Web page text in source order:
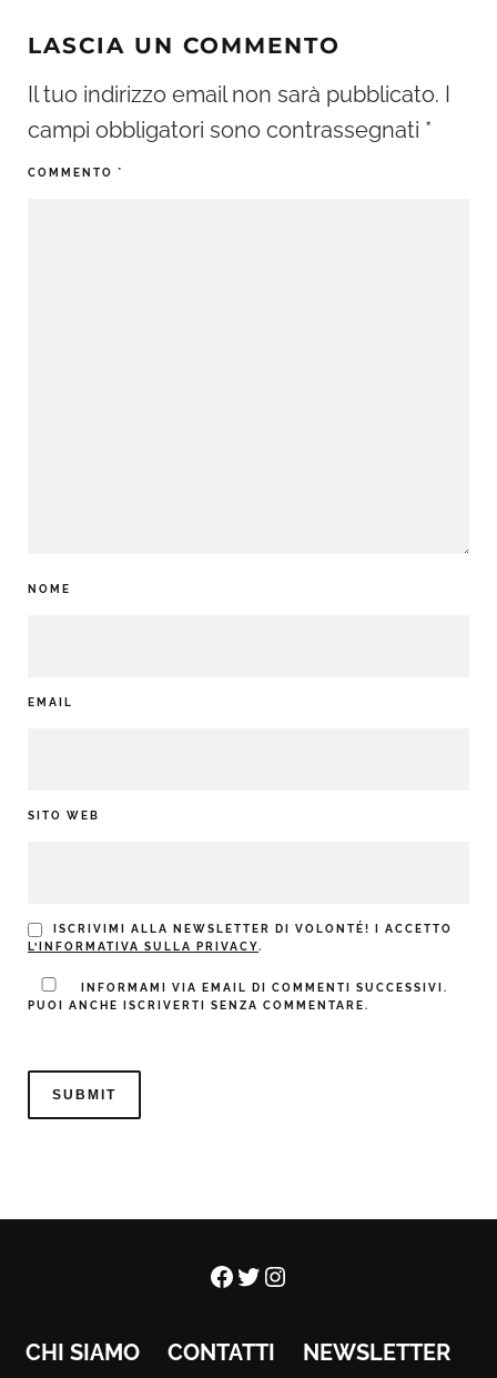
LASCIA UN COMMENTO
Il tuo indirizzo email non sarà pubblicato. I
campi obbligatori sono contrassegnati *
COMMENTO *
NOME
EMAIL
SITO WEB
ISCRIVIMI ALLA NEWSLETTER DI VOLONTÉ! I ACCETTO
L’INFORMATIVA SULLA PRIVACY.
INFORMAMI VIA EMAIL DI COMMENTI SUCCESSIVI.
PUOI ANCHE ISCRIVERTI SENZA COMMENTARE.
Facebook
Twitter
Instagram
CHI SIAMO CONTATTI
NEWSLETTER